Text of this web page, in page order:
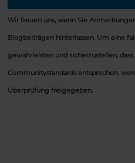
Wir freuen uns, wenn Sie
Blogbeiträgen hinterlassen. Um eine
gewährleisten und sicherzustellen,
Communitystandards entsprechen,
Überprüfung freigegeben.